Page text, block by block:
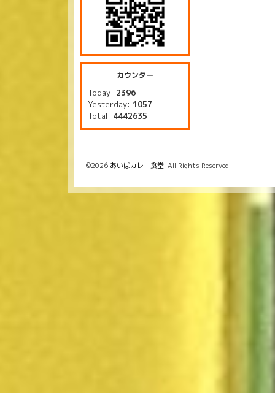
カウンター
Today: 2396
Yesterday: 1057
Total: 4442635
©2026 あいばカレー食堂. All Rights Reserved.